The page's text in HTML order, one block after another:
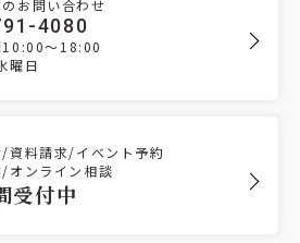
お問い合わせ
4080
10:00～18:00
曜日
/資料請求/イベント予約
オンライン相談
受付中